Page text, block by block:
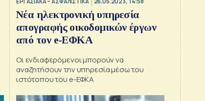
Νέα ηλεκτρονική υπηρεσία
απογραφής οικοδομικών έργων
από τον e-ΕΦΚΑ
Οι ενδιαφερόμενοι μπορούν να
αναζητήσουν την υπηρεσία μέσω του
ιστότοπου του e-ΕΦΚΑ